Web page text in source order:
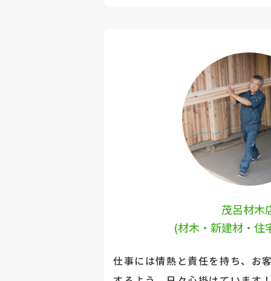
茂呂材木
(材木・新建材・住
仕事には情熱と責任を持ち、お